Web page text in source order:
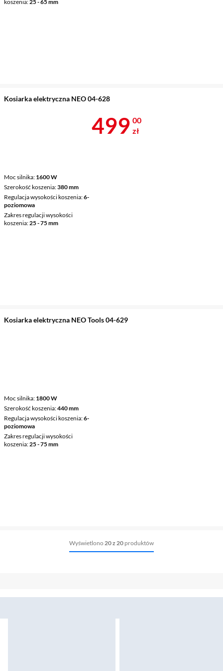
koszenia 25 - 65 mm
Kosiarka elektryczna NEO 04-628
Moc silnika 1600 W
Szerokość koszenia 380 mm
Regulacja wysokości koszenia 6-
poziomowa
Zakres regulacji wysokości
koszenia 25 - 75 mm
Cena 499 zł
499 00
zł
Kosiarka elektryczna NEO Tools 04-629
Moc silnika 1800 W
Szerokość koszenia 440 mm
Regulacja wysokości koszenia 6-
poziomowa
Zakres regulacji wysokości
koszenia 25 - 75 mm
Wyświetlono 20 z 20 produktów